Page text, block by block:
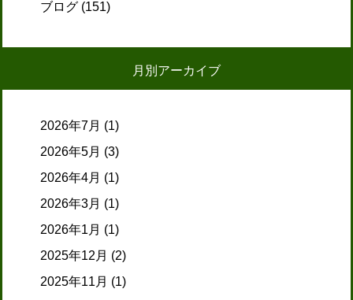
ブログ (151)
月別アーカイブ
2026年7月 (1)
2026年5月 (3)
2026年4月 (1)
2026年3月 (1)
2026年1月 (1)
2025年12月 (2)
2025年11月 (1)